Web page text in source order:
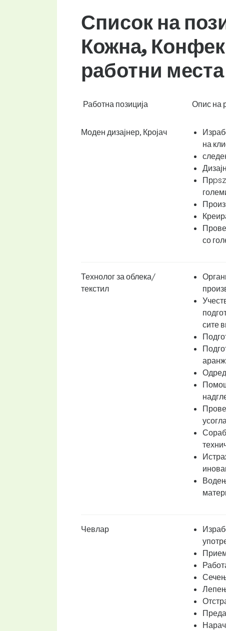
Список на
Кожна,
работни места
Работна позиција Опис на
Моден дизајнер, Кројач
на
со
Технолог за облека/
текстил
сите
Чевлар